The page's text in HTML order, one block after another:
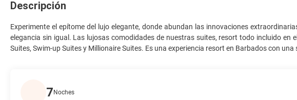
Descripción
Experimente el epítome del lujo elegante, donde abundan las innovaciones
elegancia sin igual. Las lujosas comodidades de nuestras suites, resort todo incluido en
Suites, Swim-up Suites y Millionaire Suites. Es una experiencia resort en Barbados con
7 Noches